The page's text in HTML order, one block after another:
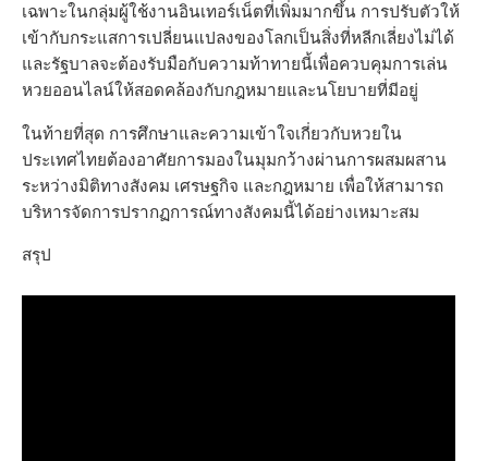
เฉพาะในกลุ่มผู้ใช้งานอินเทอร์เน็ตที่เพิ่มมากขึ้น การปรับตัวให้
เข้ากับกระแสการเปลี่ยนแปลงของโลกเป็นสิ่งที่หลีกเลี่ยงไม่ได้
และรัฐบาลจะต้องรับมือกับความท้าทายนี้เพื่อควบคุมการเล่น
หวยออนไลน์ให้สอดคล้องกับกฎหมายและนโยบายที่มีอยู่
ในท้ายที่สุด การศึกษาและความเข้าใจเกี่ยวกับหวยใน
ประเทศไทยต้องอาศัยการมองในมุมกว้างผ่านการผสมผสาน
ระหว่างมิติทางสังคม เศรษฐกิจ และกฎหมาย เพื่อให้สามารถ
บริหารจัดการปรากฏการณ์ทางสังคมนี้ได้อย่างเหมาะสม
สรุป